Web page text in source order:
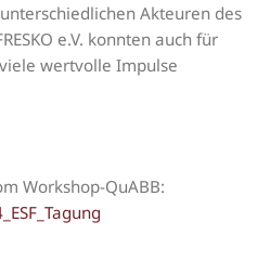
Akteuren des
e.V. konnten auch für
wertvolle Impulse
Workshop-QuABB: